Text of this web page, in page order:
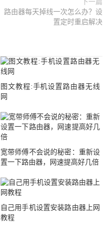
下一篇
路由器每天掉线一次怎么办？设
置定时重启解决
图文教程:手机设置路由器无线
网
宽带师傅不会说的秘密：重新设
置一下路由器，网速提高好几倍
自己用手机设置安装路由器上网
教程